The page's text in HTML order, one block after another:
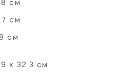
см
см
см
х 32.3 см